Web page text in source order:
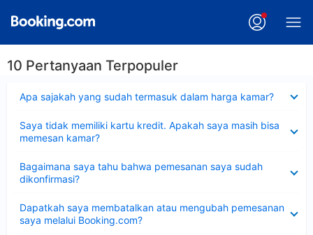
10 Pertanyaan Terpopuler
Apa sajakah yang sudah termasuk dalam harga kamar?
Saya tidak memiliki kartu kredit. Apakah saya masih bisa
memesan kamar?
Bagaimana saya tahu bahwa pemesanan saya sudah
dikonfirmasi?
Dapatkah saya membatalkan atau mengubah pemesanan
saya melalui Booking.com?